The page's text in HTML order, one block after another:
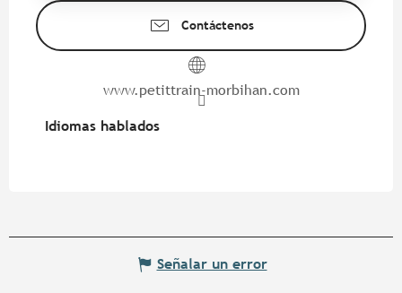
Contáctenos
www.petittrain-morbihan.com
Idiomas hablados
Idiomas hablados
Señalar un error